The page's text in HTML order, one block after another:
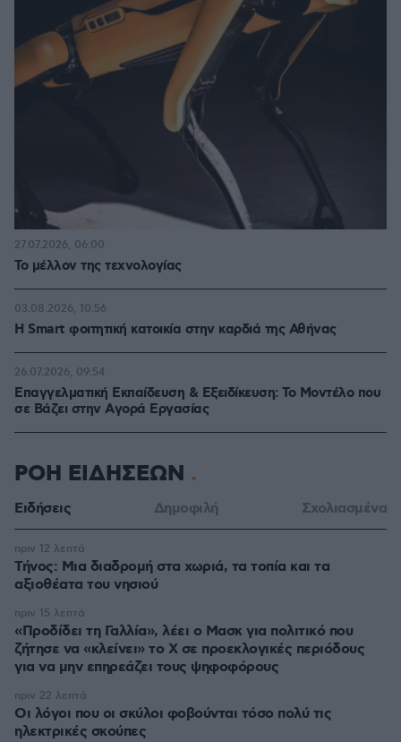
Το μέλλον της τεχνολογίας
27.07.2026, 06:00
Η Smart φοιτητική κατοικία στην καρδιά της Αθήνας
03.08.2026, 10:56
Επαγγελματική Εκπαίδευση & Εξειδίκευση: Το Mοντέλο που
σε Bάζει στην Aγορά Eργασίας
26.07.2026, 09:54
ΡΟΗ ΕΙΔΗΣΕΩΝ
Ειδήσεις Δημοφιλή Σχολιασμένα
Τήνος: Μια διαδρομή στα χωριά, τα τοπία και τα
αξιοθέατα του νησιού
πριν 12 λεπτά
«Προδίδει τη Γαλλία», λέει ο Μασκ για πολιτικό που
ζήτησε να «κλείνει» το X σε προεκλογικές περιόδους
για να μην επηρεάζει τους ψηφοφόρους
πριν 15 λεπτά
Οι λόγοι που οι σκύλοι φοβούνται τόσο πολύ τις
ηλεκτρικές σκούπες
πριν 22 λεπτά